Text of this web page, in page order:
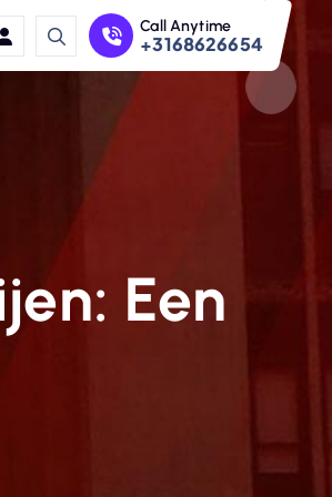
Call Anytime
+3168626654
Een